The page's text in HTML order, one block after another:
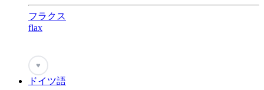
フラクス
flax
♥
ドイツ語